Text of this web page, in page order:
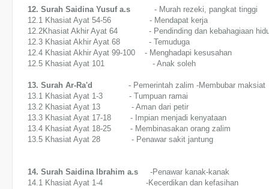
12. Surah Saidina Yusuf a.s
- Murah rezeki, pangkat tinggi
12.1 Khasiat Ayat 54-56 - Mendapat kerja
12.2Khasiat Akhir Ayat 64 - Pendinding dan kebahagiaan
12.3 Khasiat Akhir Ayat 68 - Temuduga
12.4 Khasiat Akhir Ayat 99-100 - Menghadapi kesusahan
12.5 Khasiat Ayat 101 - Anak soleh
13. Surah Ar-Ra'd
- Pemerintah zalim -Membubar maksiat
13.1 Khasiat Ayat 1-3 - Tumpuan ramai
13.2 Khasiat Ayat 13 - Aman dari petir
13.3 Khasiat Ayat 17-18 - Impian menjadi kenyataan
13.4 Khasiat Ayat 18-25 - Membinasakan orang zalim
13.5 Khasiat Ayat 28 - Penawar sakit jantung
14. Surah Saidina Ibrahim a.s
-Penawar kanak-kanak
14.1 Khasiat Ayat 1-4 -Kecerdikan dan kefasihan